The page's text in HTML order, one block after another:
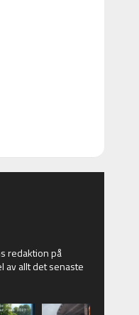
redaktion på
av allt det senaste